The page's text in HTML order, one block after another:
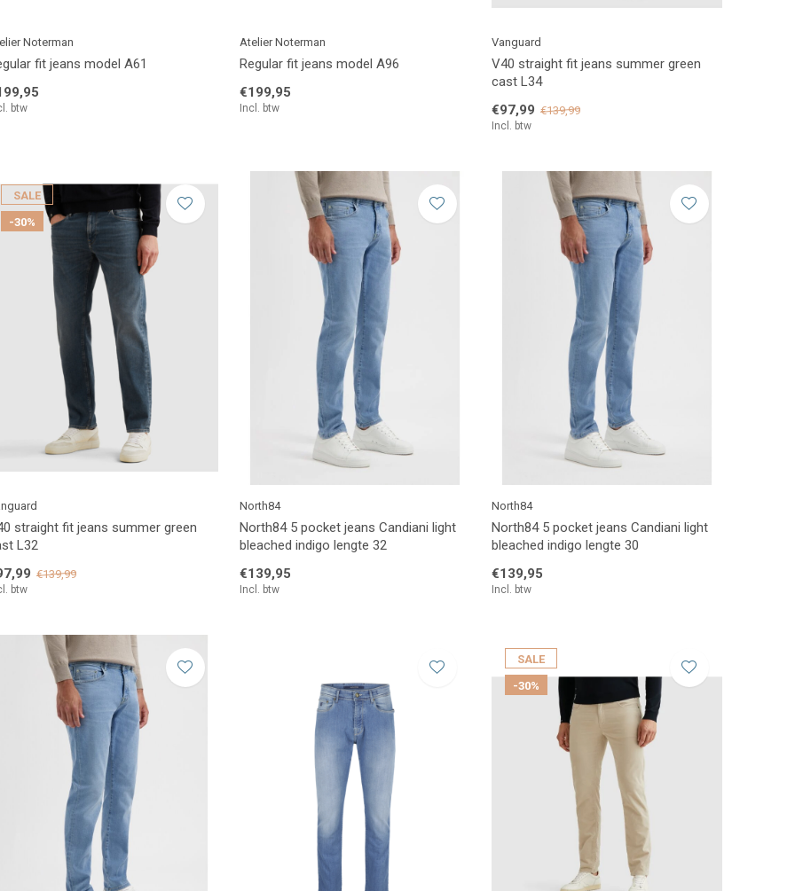
Noterman
fit jeans model A61
btw
Atelier Noterman
Regular fit jeans model A96
€199,95
Incl. btw
Vanguard
V40 straight fit jeans summer green
cast L34
€97,99 €139,99
Incl. btw
SALE
-30%
straight fit jeans summer green
L32
€139,99
btw
North84
North84 5 pocket jeans Candiani light
bleached indigo lengte 32
€139,95
Incl. btw
North84
North84 5 pocket jeans Candiani light
bleached indigo lengte 30
€139,95
Incl. btw
SALE
-30%